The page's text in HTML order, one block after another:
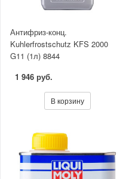
Антифриз-конц.
Kuhlerfrostschutz KFS 2000
G11 (1л) 8844
1 946 руб.
В корзину